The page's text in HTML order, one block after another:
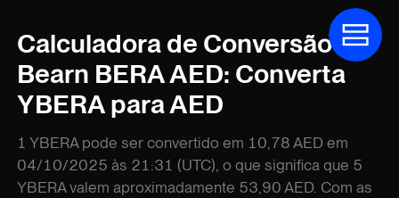
Calculadora de Conversão de
Bearn BERA AED: Converta
YBERA para AED
1 YBERA pode ser convertido em 10,78 AED em
04/10/2025 às 21:31 (UTC), o que significa que 5
YBERA valem aproximadamente 53,90 AED. Com as